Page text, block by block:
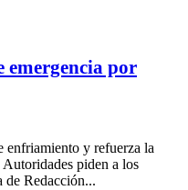
emergencia por
enfriamiento y refuerza la
Autoridades piden a los
de Redacción...